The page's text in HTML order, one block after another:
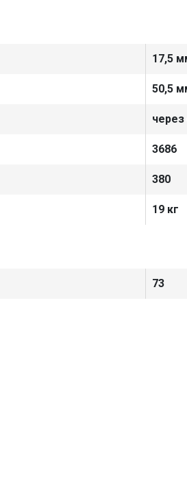
17,5
50,5
через
3686
380
19 кг
73